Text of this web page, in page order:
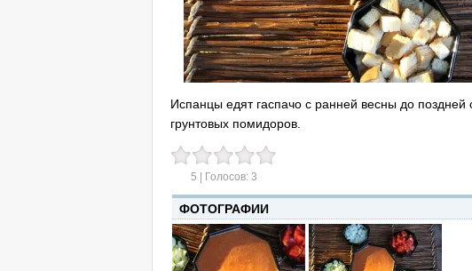
Испанцы едят гаспачо с ранней весны до поздней
грунтовых помидоров.
5 | Голосов: 3
ФОТОГРАФИИ